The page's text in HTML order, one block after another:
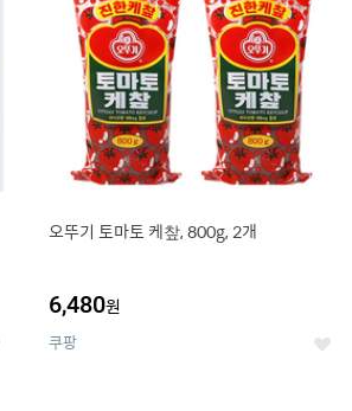
오뚜기 토마토 케챂, 800g, 2개
6,480원
쿠팡 좋